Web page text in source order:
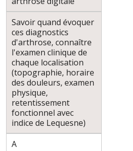
Savoir quand évoquer
ces diagnostics
d'arthrose, connaître
l'examen clinique de
chaque localisation
(topographie, horaire
des douleurs, examen
physique,
retentissement
fonctionnel avec
indice de Lequesne)
A